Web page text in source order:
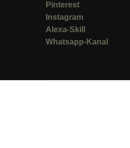
Pinterest
Instagram
Alexa-Skill
Whatsapp-Kanal